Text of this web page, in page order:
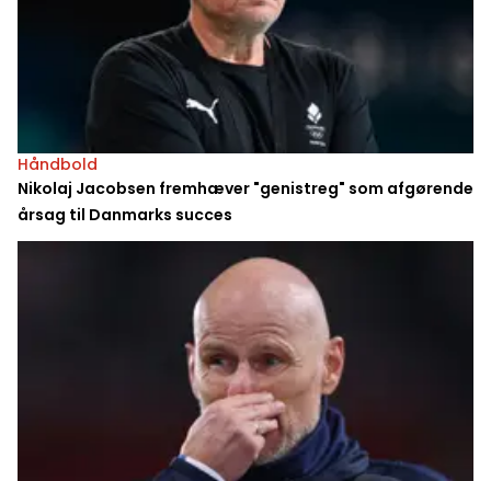
Håndbold
Nikolaj Jacobsen fremhæver "genistreg" som afgørende
årsag til Danmarks succes